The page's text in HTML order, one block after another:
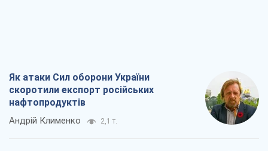
Як атаки Сил оборони України
скоротили експорт російських
нафтопродуктів
Андрій Клименко 2,1 т.